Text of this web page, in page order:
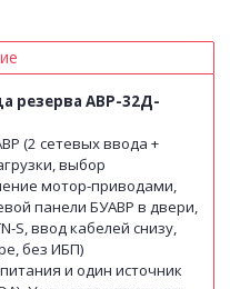
резерва АВР-32Д-
(2 сетевых ввода +
выбор
мотор-приводами,
панели БУАВР в двери,
S, ввод кабелей снизу,
без ИБП)
и один источник